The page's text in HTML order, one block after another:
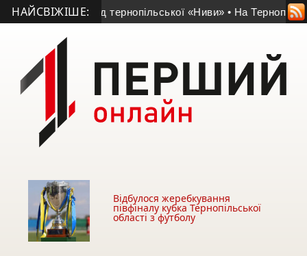
НАЙСВІЖІШЕ:
поповнив склад тернопільської «Ниви» • На
Відбулося жеребкування
півфіналу кубка Тернопільської
області з футболу